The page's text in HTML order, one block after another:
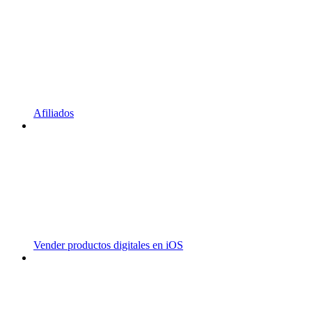
Afiliados
Vender productos digitales en iOS